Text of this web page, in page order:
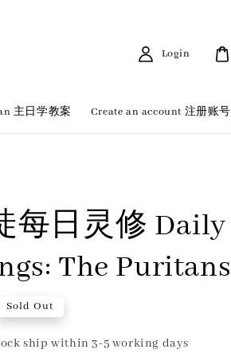
主日学教案 Create an account 注册账号
Login
每日灵修 Daily
The Puritans
Sold Out
ship within 3-5 working days